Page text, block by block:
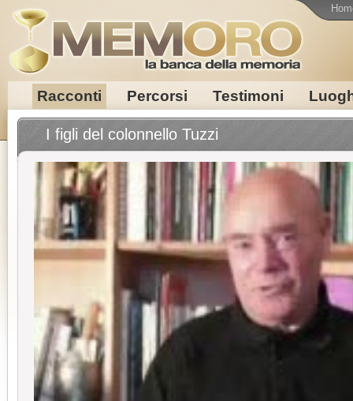
Racconti Percorsi Testimoni
I figli del colonnello Tuzzi